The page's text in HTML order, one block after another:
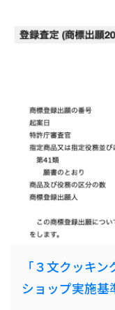
「３文クッキ
ショップ実施基